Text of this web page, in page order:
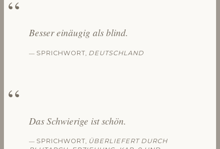
Besser einäugig als blind.
— SPRICHWORT DEUTSCHLAND
Das Schwierige ist schön.
— SPRICHWORT ÜBERLIEFERT DURCH